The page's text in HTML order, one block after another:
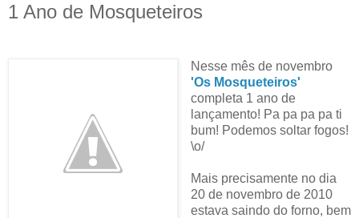
1 Ano de Mosqueteiros
Nesse mês de novembro
'Os Mosqueteiros'
completa 1 ano de
lançamento! Pa pa pa pa ti
bum! Podemos soltar fogos!
\o/
Mais precisamente no dia
20 de novembro de 2010
estava saindo do forno, bem